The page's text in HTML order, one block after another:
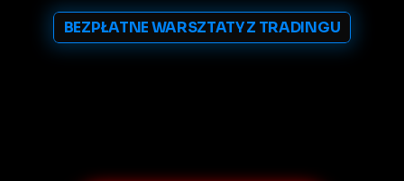
BEZPŁATNE WARSZTATY Z TRADINGU